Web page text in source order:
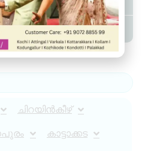
11:45 am
ചിറയിൻകീഴ്
കാട്ടാക്കട